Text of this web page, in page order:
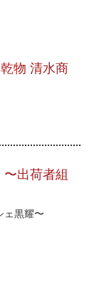
物 清水商
出荷者組
ェ黒耀〜